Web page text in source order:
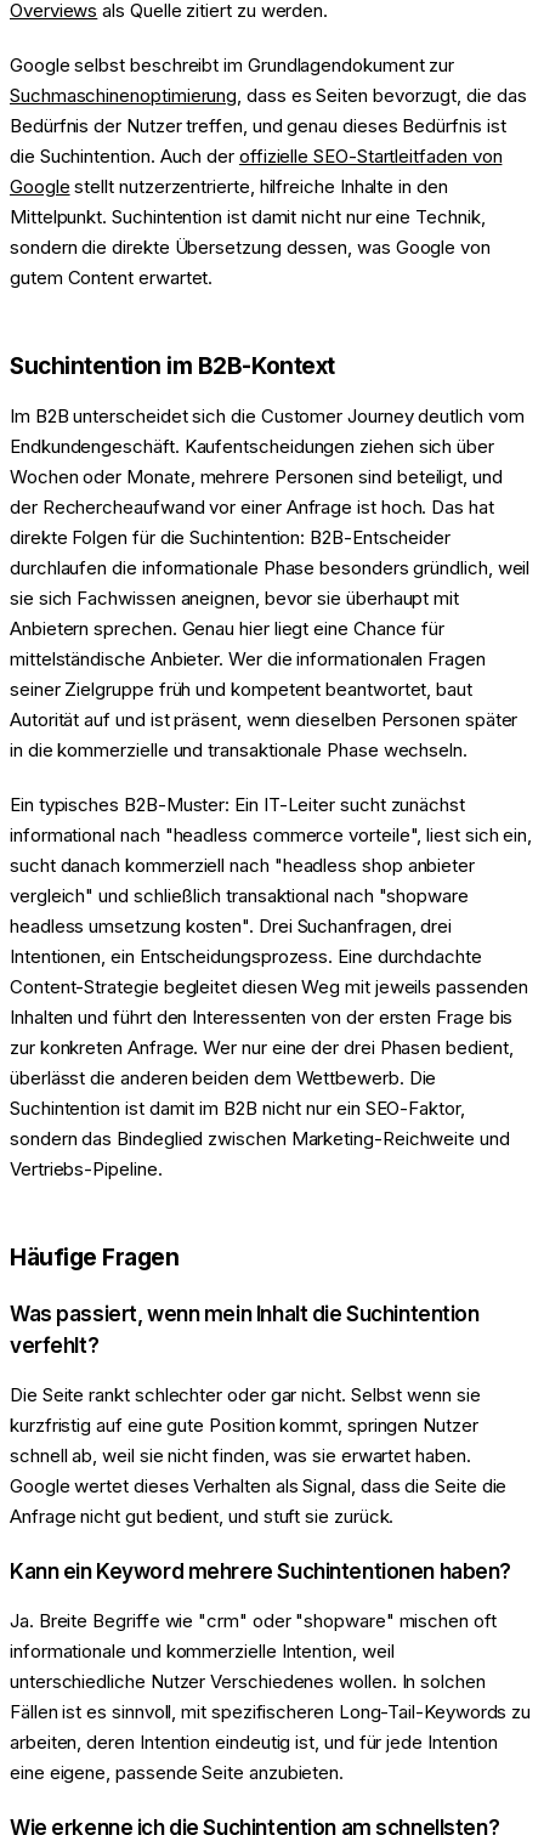
Overviews als Quelle zitiert zu werden.
Google selbst beschreibt im Grundlagendokument zur
Suchmaschinenoptimierung, dass es Seiten bevorzugt, die das
Bedürfnis der Nutzer treffen, und genau dieses Bedürfnis ist
die Suchintention. Auch der offizielle SEO-Startleitfaden von
Google stellt nutzerzentrierte, hilfreiche Inhalte in den
Mittelpunkt. Suchintention ist damit nicht nur eine Technik,
sondern die direkte Übersetzung dessen, was Google von
gutem Content erwartet.
Suchintention im B2B-Kontext
Im B2B unterscheidet sich die Customer Journey deutlich vom
Endkundengeschäft. Kaufentscheidungen ziehen sich über
Wochen oder Monate, mehrere Personen sind beteiligt, und
der Rechercheaufwand vor einer Anfrage ist hoch. Das hat
direkte Folgen für die Suchintention: B2B-Entscheider
durchlaufen die informationale Phase besonders gründlich, weil
sie sich Fachwissen aneignen, bevor sie überhaupt mit
Anbietern sprechen. Genau hier liegt eine Chance für
mittelständische Anbieter. Wer die informationalen Fragen
seiner Zielgruppe früh und kompetent beantwortet, baut
Autorität auf und ist präsent, wenn dieselben Personen später
in die kommerzielle und transaktionale Phase wechseln.
Ein typisches B2B-Muster: Ein IT-Leiter sucht zunächst
informational nach "headless commerce vorteile", liest sich ein,
sucht danach kommerziell nach "headless shop anbieter
vergleich" und schließlich transaktional nach "shopware
headless umsetzung kosten". Drei Suchanfragen, drei
Intentionen, ein Entscheidungsprozess. Eine durchdachte
Content-Strategie begleitet diesen Weg mit jeweils passenden
Inhalten und führt den Interessenten von der ersten Frage bis
zur konkreten Anfrage. Wer nur eine der drei Phasen bedient,
überlässt die anderen beiden dem Wettbewerb. Die
Suchintention ist damit im B2B nicht nur ein SEO-Faktor,
sondern das Bindeglied zwischen Marketing-Reichweite und
Vertriebs-Pipeline.
Häufige Fragen
Was passiert, wenn mein Inhalt die Suchintention
verfehlt?
Die Seite rankt schlechter oder gar nicht. Selbst wenn sie
kurzfristig auf eine gute Position kommt, springen Nutzer
schnell ab, weil sie nicht finden, was sie erwartet haben.
Google wertet dieses Verhalten als Signal, dass die Seite die
Anfrage nicht gut bedient, und stuft sie zurück.
Kann ein Keyword mehrere Suchintentionen haben?
Ja. Breite Begriffe wie "crm" oder "shopware" mischen oft
informationale und kommerzielle Intention, weil
unterschiedliche Nutzer Verschiedenes wollen. In solchen
Fällen ist es sinnvoll, mit spezifischeren Long-Tail-Keywords zu
arbeiten, deren Intention eindeutig ist, und für jede Intention
eine eigene, passende Seite anzubieten.
Wie erkenne ich die Suchintention am schnellsten?